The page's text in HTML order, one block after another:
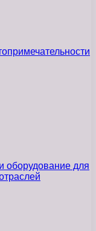
оборудование для